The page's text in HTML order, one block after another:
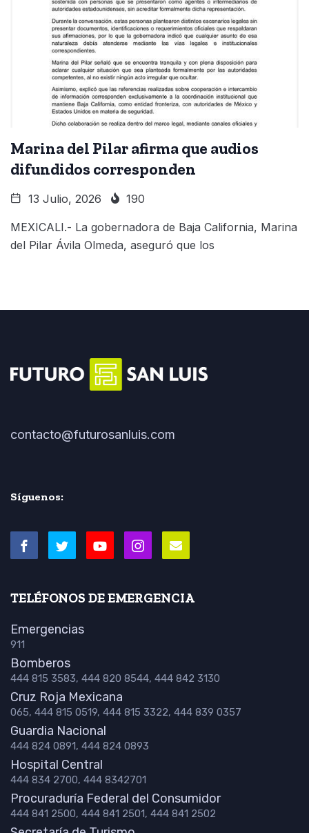
Marina del Pilar afirma que audios
difundidos corresponden
13 Julio, 2026 190
MEXICALI.- La gobernadora de Baja California, Marina
del Pilar Ávila Olmeda, aseguró que los
contacto@futurosanluis.com
Síguenos:
TELÉFONOS DE EMERGENCIA
Emergencias
911
Bomberos
444 815 3583, 444 820 8544, 444 842 3130
Cruz Roja Mexicana
065, 444 815 0519, 444 815 3322, 444 839 0357
Guardia Nacional
444 824 0891, 444 824 0893
Hospital Central
444 834 2700, 444 8342701
Procuraduría Federal del Consumidor
444 841 2500, 444 841 2501, 444 841 2502